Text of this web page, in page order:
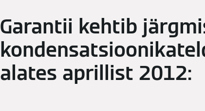
Garantii kehtib
alates aprillist 2012: